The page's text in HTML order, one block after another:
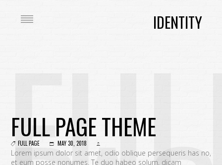
IDENTITY
FULL PAGE THEME
FULL PAGE MAY 30, 2018
Lorem ipsum dolor sit amet, odio oblique persequeris has no,
et eum posse nonumes. Te duo habeo solum, dicam